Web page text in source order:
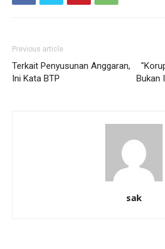
Previous article
Terkait Penyusunan Anggaran,
Ini Kata BTP
Bukan
sak